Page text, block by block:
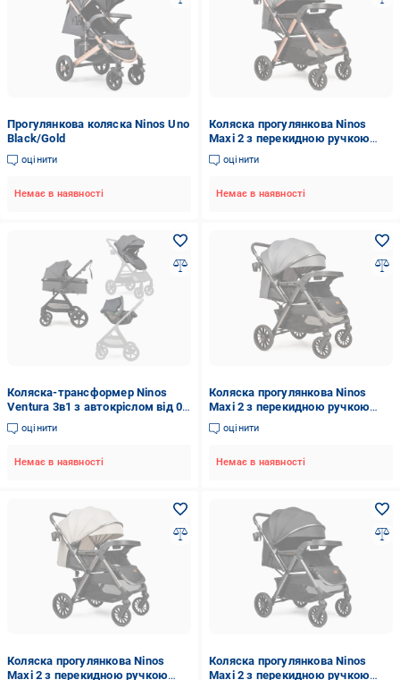
Прогулянкова коляска Ninos Uno
Black/Gold
оцінити
Немає в наявності
Коляска прогулянкова Ninos
Maxi 2 з перекидною ручкою
Grey/Gold (NM2025GG)
оцінити
Немає в наявності
Коляска-трансформер Ninos
Ventura 3в1 з автокріслом від 0
міс. Dark Grey (33692891)
оцінити
Немає в наявності
Коляска прогулянкова Ninos
Maxi 2 з перекидною ручкою
Grey/Graphite (NM2025GB)
оцінити
Немає в наявності
Коляска прогулянкова Ninos
Maxi 2 з перекидною ручкою
Коляска прогулянкова Ninos
Maxi 2 з перекидною ручкою